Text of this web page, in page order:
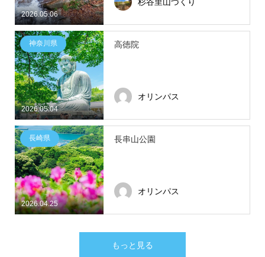
2026.05.06
2026.05.04
神奈川県 高徳院
オリンパス
2026.04.25
長崎県 長串山公園
オリンパス
もっと見る